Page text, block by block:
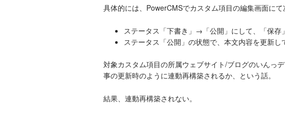
具体的には、PowerCMSでカスタム項目の編集画面にて
ステータス「下書き」→「公開」にして、「保存
ステータス「公開」の状態で、本文内容を更新し
対象カスタム項目の所属ウェブサイト/ブログのいんっ
事の更新時のように連動再構築されるか、という話。
結果、連動再構築されない。